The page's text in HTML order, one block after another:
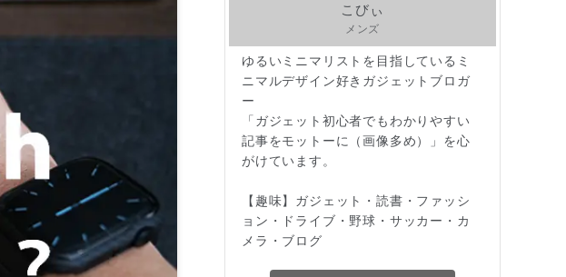
こびぃ
メンズ
ゆるいミニマリストを目指しているミ
ニマルデザイン好きガジェットブロガ
ー
「ガジェット初心者でもわかりやすい
記事をモットーに（画像多め）」を心
がけています。
【趣味】ガジェット・読書・ファッシ
ョン・ドライブ・野球・サッカー・カ
メラ・ブログ